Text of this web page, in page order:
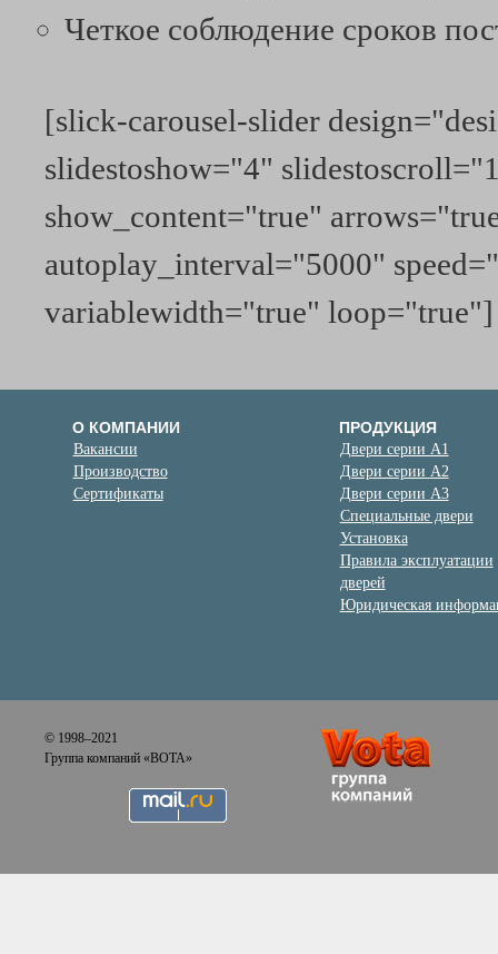
Четкое соблюдение сроков
[slick-carousel-slider
slidestoshow="4"
show_content="true"
autoplay_interval="5000"
variablewidth="true" loop="true"]
О КОМПАНИИ
Вакансии
Производство
Сертификаты
ПРОДУКЦИЯ
Двери серии А1
Двери серии А2
Двери серии А3
Специальные двери
Установка
Правила эксплуатации
дверей
Юридическая
© 1998–2021
Группа компаний «ВОТА»